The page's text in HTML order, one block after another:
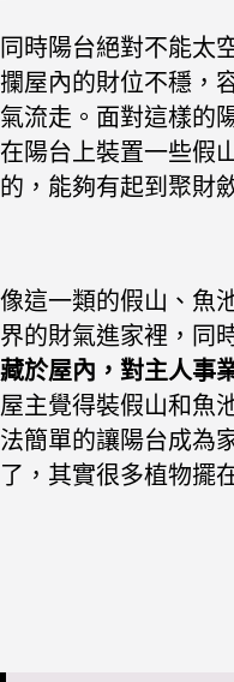
同時陽台絕對不能太
攔屋內的財位不穩，
氣流走。面對這樣的
在陽台上裝置一些假
的，能夠有起到聚財
像這一類的假山、魚
界的財氣進家裡，同
藏於屋內，對主人事
屋主覺得裝假山和魚
法簡單的讓陽台成為
了，其實很多植物擺